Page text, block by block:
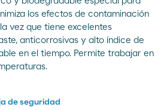
los efectos de contaminación
vez que tiene excelentes
anticorrosivas y alto índice de
en el tiempo. Permite trabajar en
de seguridad